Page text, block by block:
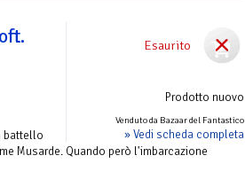
Esaurito
Prodotto nuovo
Venduto da Bazaar del Fantastico
» Vedi scheda completa
battello
Musarde. Quando però l'imbarcazione